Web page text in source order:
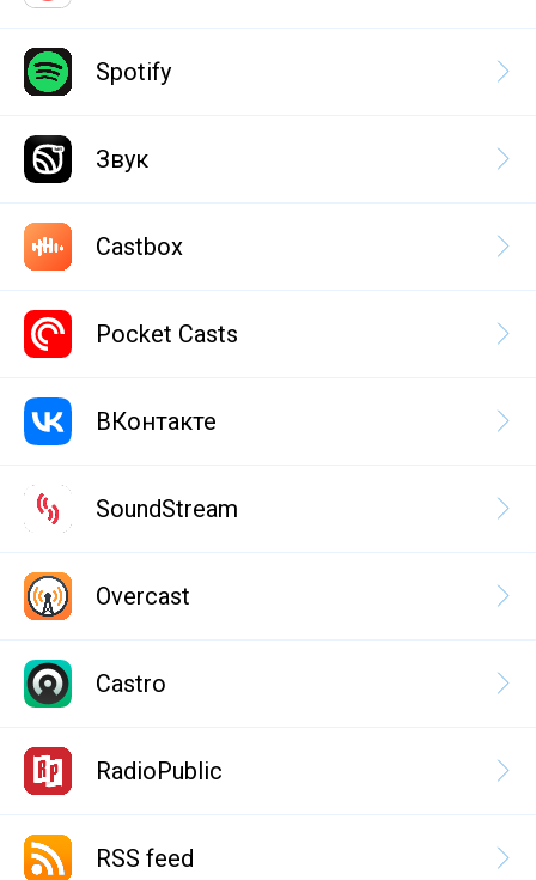
Spotify
Звук
Castbox
Pocket Casts
ВКонтакте
SoundStream
Overcast
Castro
RadioPublic
RSS feed